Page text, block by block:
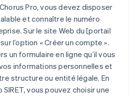
Pro, vous devez disposer
et connaître le numéro
Sur le site Web du [portail
l’option « Créer un compte ».
un formulaire en ligne qu’il vous
informations personnelles et
structure ou entité légale. En
SIRET, vous pouvez choisir une